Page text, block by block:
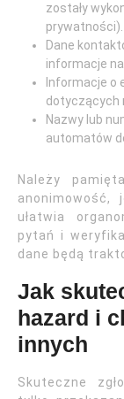
zostały
prywatności).
Dane
informacje
Informacje o
dotyczących
Nazwy lub
automatów
Należy
anonimowość,
ułatwia
pytań i
dane będą
Jak
hazard i
innych
Skuteczne